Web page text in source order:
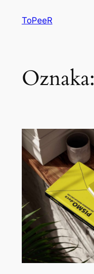
ToPeeR
Oznaka: